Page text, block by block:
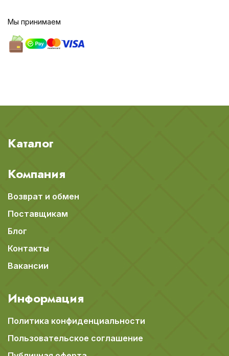
Мы принимаем
Каталог
Компания
Возврат и обмен
Поставщикам
Блог
Контакты
Вакансии
Информация
Политика конфиденциальности
Пользовательское соглашение